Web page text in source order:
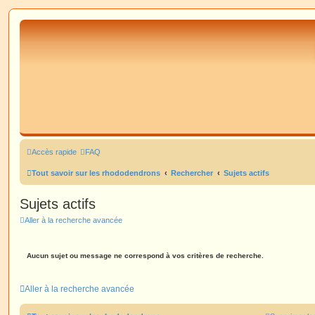
Accès rapide FAQ
Tout savoir sur les rhododendrons Rechercher Sujets actifs
Sujets actifs
Aller à la recherche avancée
Aucun sujet ou message ne correspond à vos critères de recherche.
Aller à la recherche avancée